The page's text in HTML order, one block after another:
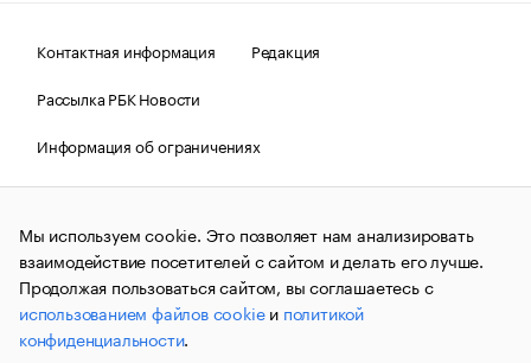
Контактная информация
Редакция
Рассылка РБК Новости
Информация об ограничениях
Правовая информация
О соблюдении авторских прав
© АО «РОСБИЗНЕСКОНСАЛТИНГ»,1995–2026.Сообщения
и материалы информационного агентства «РБК»
(зарегистрировано Федеральной службой по надзору в сфере
связи, информационных технологий и массовых
коммуникаций (Роскомнадзор) 09.12.2015 за номером ИА
№ФС77-63848) сопровождаются пометкой «РБК». Отдельные
публикации могут содержать информацию,
Мы используем cookie. Это позволяет нам анализировать
взаимодействие посетителей с сайтом и делать его лучше.
Продолжая пользоваться сайтом, вы соглашаетесь с
использованием файлов cookieи политикой
конфиденциальности.